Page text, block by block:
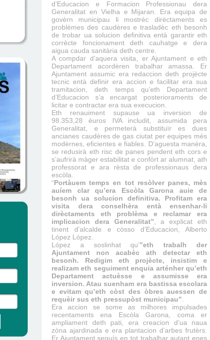
d’Educacion e Formacion Professionau dera
Generalitat en Vielha e Mijaran. Era equipa de
govèrn municipau li mostrèc dirèctaments es
problèmes des caudères e trasladèc eth besonh
de trobar ua solucion definitiva entà garantir eth
corrècte foncionament deth cauhatge e dera
aigua cauda sanitària deth centre.
A compdar d’aquera visita, er Ajuntament e eth
Departament acordèren trabalhar amassa. Er
Ajuntament assumic era redaccion deth projècte
tecnic entà definir era accion e facilitar era sua
tramitacion, deth temps qu’eth Departament
d’Educacion s’a encargat posterioraments de
licitar e contractar era sua execucion.
Eth renauiment supause ua inversion de
98.353,28 èuros IVA includit, assumida pera
Generalitat, e permeterà substituïr es dues
ancianes caudères de gas ciutat per equipes mès
modèrnes, eficientes e fiables. D’aguesta manèra,
se redusirà eth risc de panes pendent eth cors e
s’aufrirà màger estabilitat e confòrt ar alumnat, ath
professorat e ara rèsta de professionaus dera
escòla.
“Portàuem temps en tot resòlver panes, mès
auíem clar qu’era Escòla Garona auie de
besonh ua solucion definitiva. Profitam era
visita dera conselhèra entà ensenhar-li
dirèctaments eth problèma e reclamar era
implicacion dera Generalitat”, a explicat eth
tinent d’alcalde e còsso d’Educacion, Alberto
López López.
López a soslinhat qu’”eth trabalh der
Ajuntament non acabèc ath detectar eth
besonh. Redigim eth projècte, insistim e
realizam eth seguiment enquia arténher qu’eth
Departament actuèsse e assumisse era
inversion. Atau suenham era bastissa escolara
e evitam qu’eth còst des òbres auessen de
requèir sus eth pressupòst municipau”.
Era accion se some as milhores impulsades
recentaments ena Escòla Garona, coma er
ampliament deth pati, era creacion d’ua naua
zòna ajardinada e era plantacion d’arbes frutèrs.
Er Ajuntament seguís en tot trabalhar autant enes